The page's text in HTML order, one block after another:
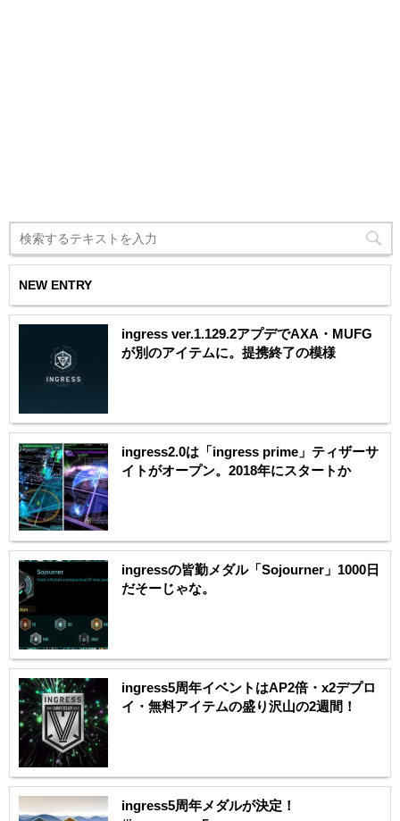
NEW ENTRY
ingress ver.1.129.2アプデでAXA・MUFG
が別のアイテムに。提携終了の模様
ingress2.0は「ingress prime」ティザーサ
イトがオープン。2018年にスタートか
ingressの皆勤メダル「Sojourner」1000日
だそーじゃな。
ingress5周年イベントはAP2倍・x2デプロ
イ・無料アイテムの盛り沢山の2週間！
ingress5周年メダルが決定！